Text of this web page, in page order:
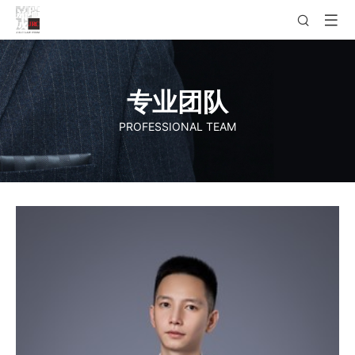
专业团队
PROFESSIONAL TEAM